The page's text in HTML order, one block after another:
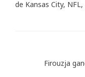
de Kansas City, NFL,
Firouzja